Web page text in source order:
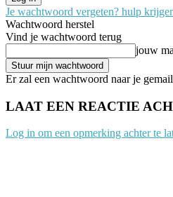
Je wachtwoord vergeten? hulp
Wachtwoord herstel
Vind je wachtwoord terug
jouw
Er zal een wachtwoord naar je
LAAT EEN REACTIE
Log in om een opmerking achter te